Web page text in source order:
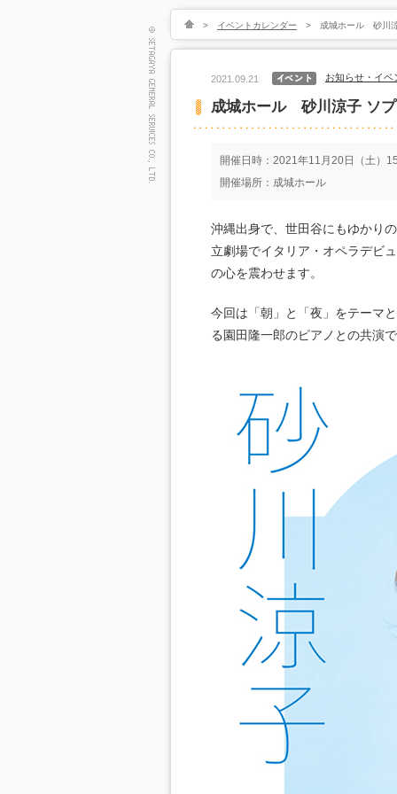
> イベントカレンダー > 成城ホール 砂川
2021.09.21 お知らせ・イベ
成城ホール 砂川涼子 ソ
開催日時：2021年11月20日（土）
開催場所：成城ホール
沖縄出身で、世田谷にもゆかり
立劇場でイタリア・オペラデビ
の心を震わせます。
今回は「朝」と「夜」をテーマ
る園田隆一郎のピアノとの共演